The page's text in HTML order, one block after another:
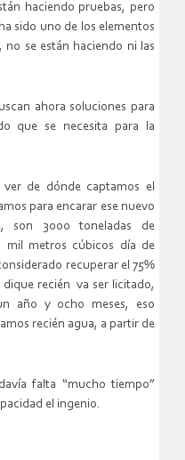
haciendo pruebas, pero
sido uno de los elementos
se están haciendo ni las
ahora soluciones para
que se necesita para la
de dónde captamos el
para encarar ese nuevo
son 3000 toneladas de
mil metros cúbicos día de
recuperar el 75%
recién va ser licitado,
año y ocho meses, eso
recién agua, a partir de
falta “mucho tiempo”
el ingenio.